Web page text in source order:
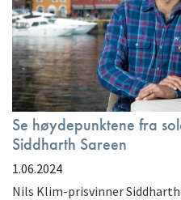
Se høydepunktene fra
Siddharth Sareen
1.06.2024
Nils Klim-prisvinner